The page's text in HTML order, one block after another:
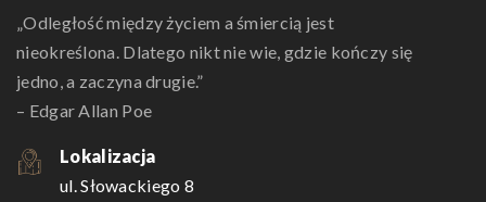
„Odległość między życiem a śmiercią jest
nieokreślona. Dlatego nikt nie wie, gdzie kończy się
jedno, a zaczyna drugie.”
– Edgar Allan Poe
Lokalizacja
ul. Słowackiego 8